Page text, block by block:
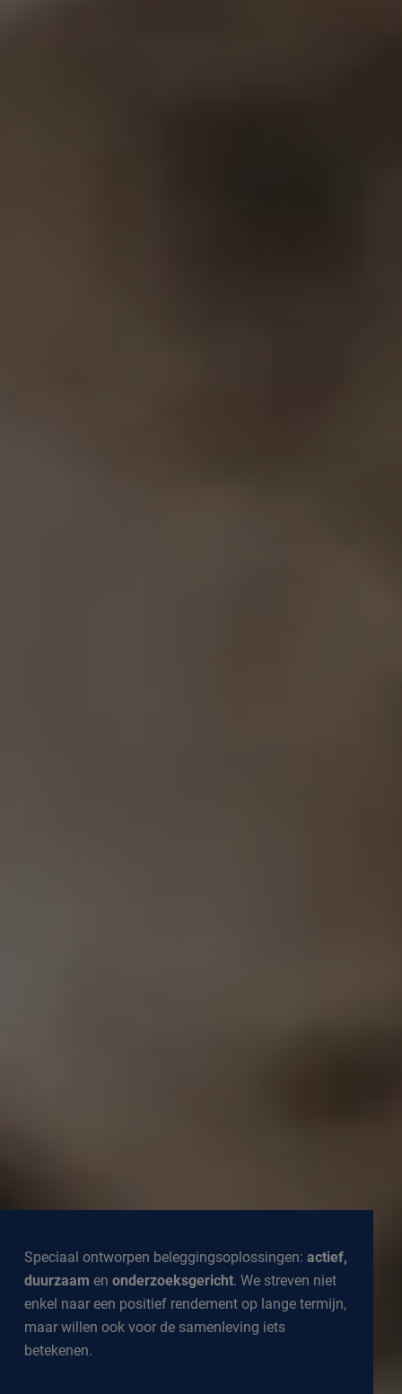
Speciaal ontworpen beleggingsoplossingen: actief,
duurzaam en onderzoeksgericht. We streven niet
enkel naar een positief rendement op lange termijn,
maar willen ook voor de samenleving iets
betekenen.